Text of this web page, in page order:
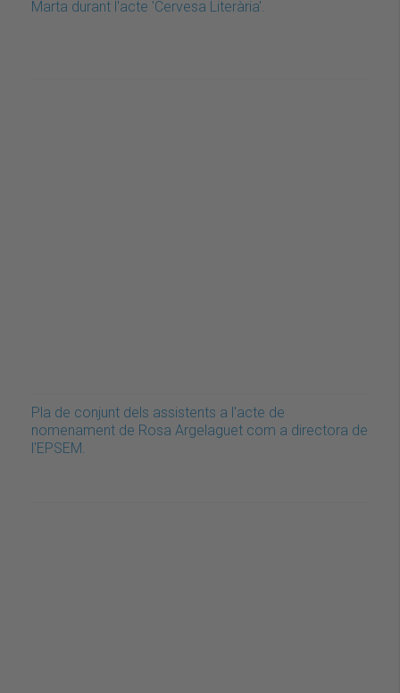
Marta durant l'acte 'Cervesa Literària'.
Pla de conjunt dels assistents a l'acte de
nomenament de Rosa Argelaguet com a directora de
l'EPSEM.